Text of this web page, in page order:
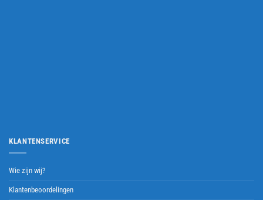
KLANTENSERVICE
Wie zijn wij?
Klantenbeoordelingen